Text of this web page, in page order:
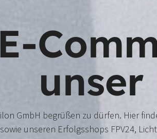
E-
GmbH begrüßen zu dürfen. Hier
sowie unseren Erfolgsshops FPV24,